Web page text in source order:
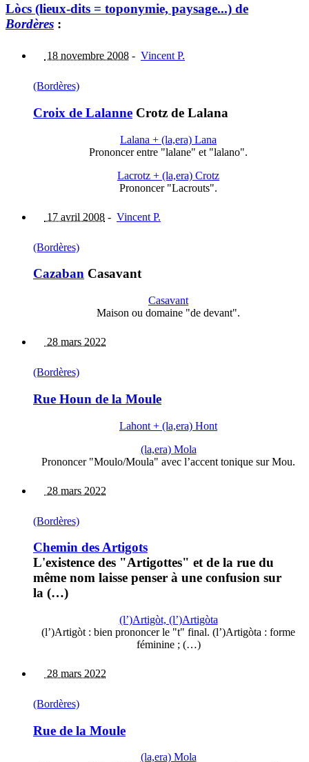
Lòcs (lieux-dits = toponymie, paysage...) de
Bordères :
18 novembre 2008 - Vincent P.
(Bordères)
Croix de Lalanne Crotz de Lalana
Lalana + (la,era) Lana
Prononcer entre "lalane" et "lalano".
Lacrotz + (la,era) Crotz
Prononcer "Lacrouts".
17 avril 2008 - Vincent P.
(Bordères)
Cazaban Casavant
Casavant
Maison ou domaine "de devant".
28 mars 2022
(Bordères)
Rue Houn de la Moule
Lahont + (la,era) Hont
(la,era) Mola
Prononcer "Moulo/Moula" avec l’accent tonique sur Mou.
28 mars 2022
(Bordères)
Chemin des Artigots
L'existence des "Artigottes" et de la rue du
même nom laisse penser à une confusion sur
la (…)
(l’)Artigòt, (l’)Artigòta
(l’)Artigòt : bien prononcer le "t" final. (l’)Artigòta : forme
féminine ; (…)
28 mars 2022
(Bordères)
Rue de la Moule
(la,era) Mola